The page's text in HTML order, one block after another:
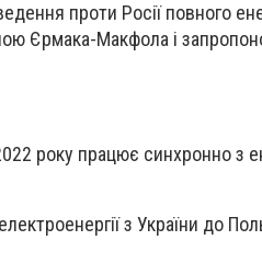
проти Росії повного
Єрмака-Макфола і
року працює синхронно з
з України до